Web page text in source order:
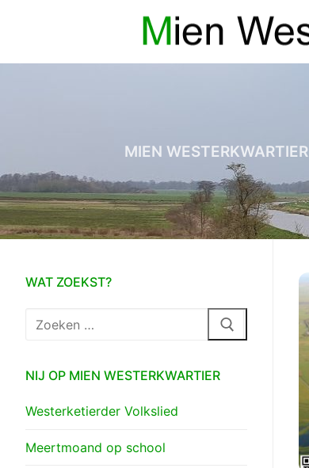
inhoud
MIEN WESTERKWARTIER
WAT ZOEKST?
Zoeken
NIJ OP MIEN WESTERKWARTIER
Westerketierder Volkslied
Meertmoand op school